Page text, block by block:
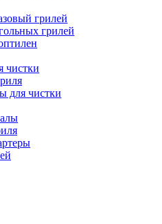
грилей
грилей
чистки
для чистки